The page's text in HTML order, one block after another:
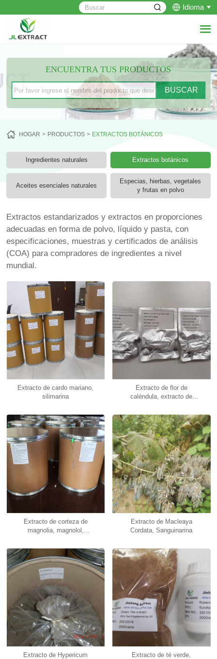
Idioma
ENCUENTRA TUS PRODUCTOS
HOGAR PRODUCTOS EXTRACTOS BOTÁNICOS
Ingredientes naturales Extractos botánicos
Aceites esenciales naturales
Especias, hierbas, vegetales
y frutas en polvo
Extractos estandarizados y extractos en proporciones
adecuadas en forma de polvo, líquido y pasta, con
especificaciones, muestras y certificados de análisis
(COA) para compradores de ingredientes a nivel
mundial.
Extracto de cardo mariano,
silimarina
Extracto de flor de
caléndula, extracto de
Extracto de corteza de
magnolia, magnolol,
Extracto de Macleaya
Cordata, Sanguinarina
Extracto de Hypericum
Extracto de té verde,